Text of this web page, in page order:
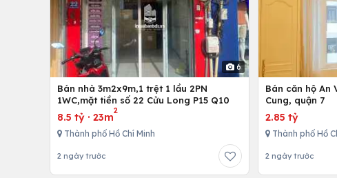
6
Bán nhà 3m2x9m,1 trệt 1 lầu 2PN
1WC,mặt tiền số 22 Cửu Long P15 Q10
8.5 tỷ · 23m
2
Thành phố Hồ Chí Minh
2 ngày trước
Bán căn hộ An
Cung, quận 7
2.85 tỷ
Thành phố Hồ
2 ngày trước